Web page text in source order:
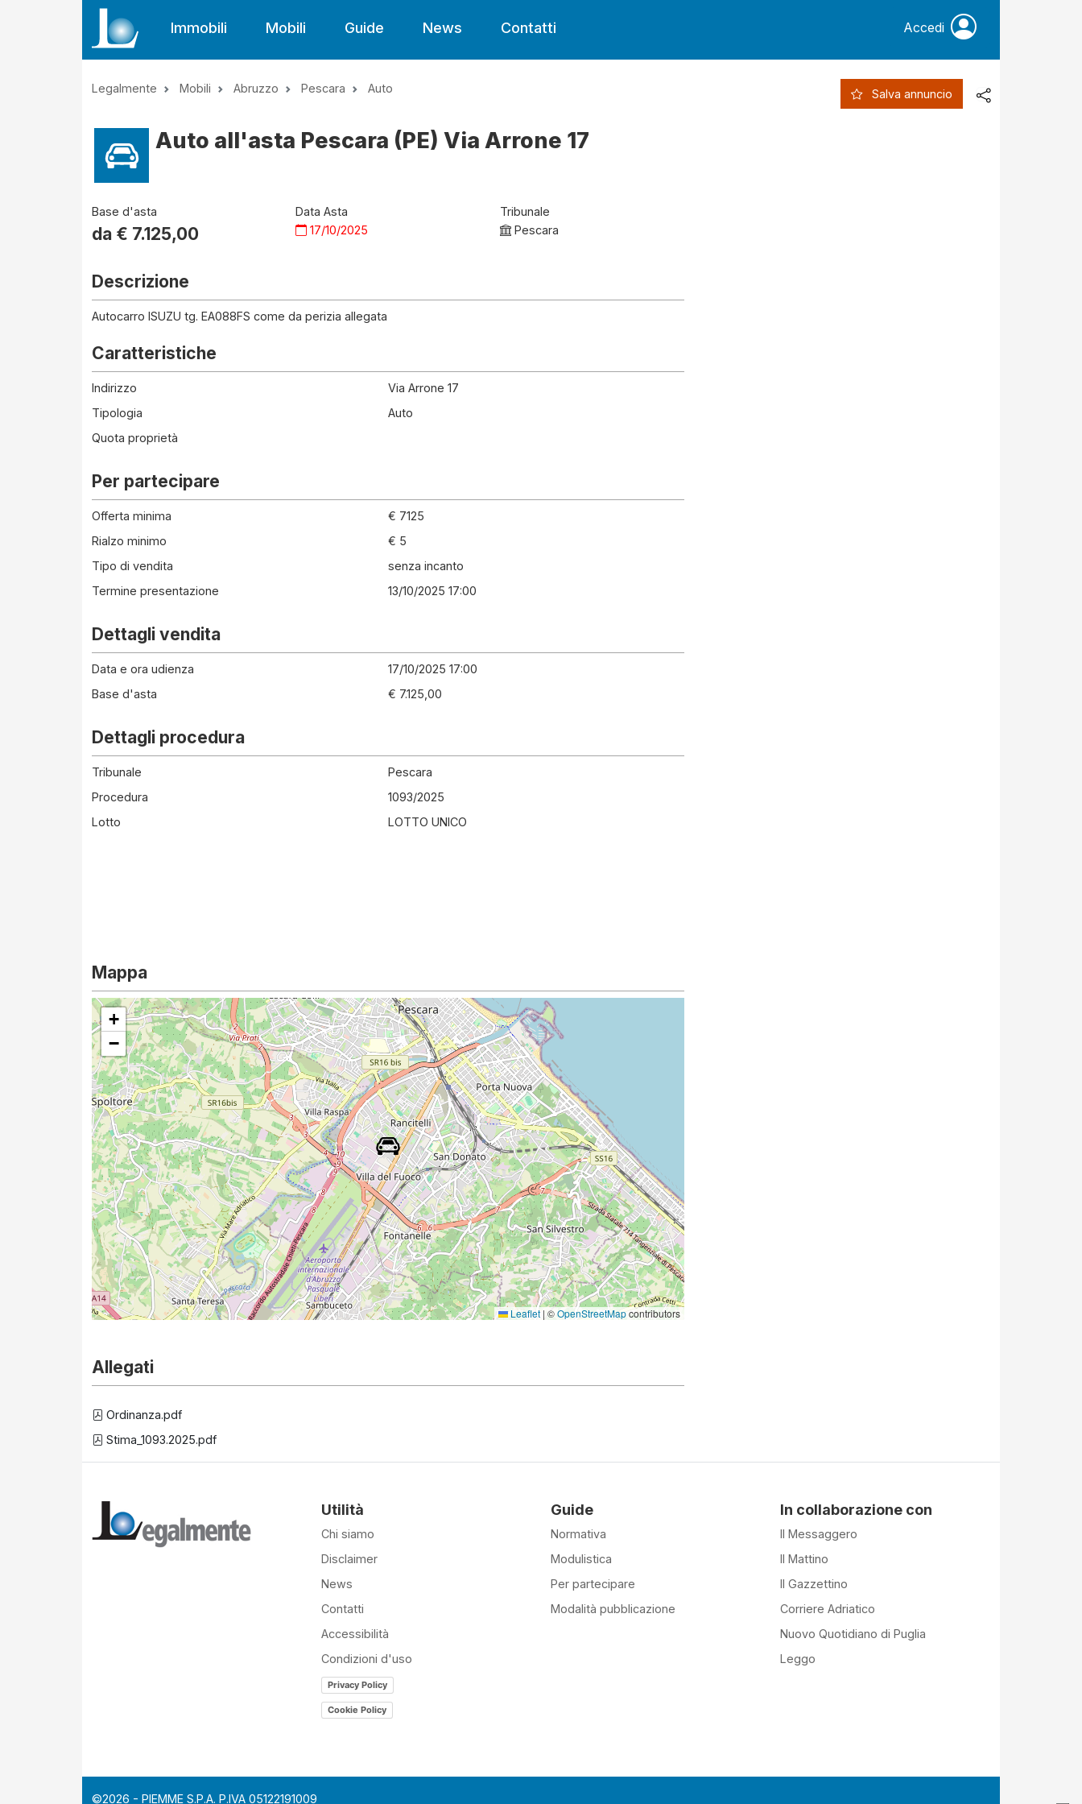
Immobili Mobili Guide News Contatti Accedi
Legalmente Mobili Abruzzo Pescara Auto Salva annuncio
Auto all'asta Pescara (PE) Via Arrone 17
Base d'asta
da € 7.125,00
Data Asta
17/10/2025
Tribunale
Pescara
Descrizione
Autocarro ISUZU tg. EA088FS come da perizia allegata
Caratteristiche
Indirizzo
Via Arrone 17
Tipologia
Auto
Quota proprietà
Per partecipare
Offerta minima
€ 7125
Rialzo minimo
€ 5
Tipo di vendita
senza incanto
Termine presentazione
13/10/2025 17:00
Dettagli vendita
Data e ora udienza
17/10/2025 17:00
Base d'asta
€ 7.125,00
Dettagli procedura
Tribunale
Pescara
Procedura
1093/2025
Lotto
LOTTO UNICO
Mappa
+
−
Leaflet | ©OpenStreetMapcontributors
Allegati
Ordinanza.pdf
Stima_1093.2025.pdf
Utilità
Chi siamo
Disclaimer
News
Contatti
Accessibilità
Condizioni d'uso
Privacy Policy
Cookie Policy
Guide
Normativa
Modulistica
Per partecipare
Modalità pubblicazione
In collaborazione con
Il Messaggero
Il Mattino
Il Gazzettino
Corriere Adriatico
Nuovo Quotidiano di Puglia
Leggo
©2026 - PIEMME S.P.A. P.IVA 05122191009